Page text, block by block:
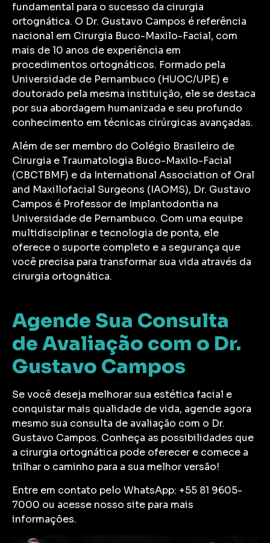
fundamental para o sucesso da cirurgia
ortognática. O Dr. Gustavo Campos é referência
nacional em Cirurgia Buco-Maxilo-Facial, com
mais de 10 anos de experiência em
procedimentos ortognáticos. Formado pela
Universidade de Pernambuco (HUOC/UPE) e
doutorado pela mesma instituição, ele se destaca
por sua abordagem humanizada e seu profundo
conhecimento em técnicas cirúrgicas avançadas.
Além de ser membro do Colégio Brasileiro de
Cirurgia e Traumatologia Buco-Maxilo-Facial
(CBCTBMF) e da International Association of Oral
and Maxillofacial Surgeons (IAOMS), Dr. Gustavo
Campos é Professor de Implantodontia na
Universidade de Pernambuco. Com uma equipe
multidisciplinar e tecnologia de ponta, ele
oferece o suporte completo e a segurança que
você precisa para transformar sua vida através da
cirurgia ortognática.
Agende Sua Consulta
de Avaliação com o Dr.
Gustavo Campos
Se você deseja melhorar sua estética facial e
conquistar mais qualidade de vida, agende agora
mesmo sua consulta de avaliação com o Dr.
Gustavo Campos. Conheça as possibilidades que
a cirurgia ortognática pode oferecer e comece a
trilhar o caminho para a sua melhor versão!
Entre em contato pelo WhatsApp: +55 81 9605-
7000 ou acesse nosso site para mais
informações.